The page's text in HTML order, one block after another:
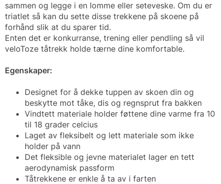
sammen og legge i en lomme eller seteveske. Om du er
triatlet så kan du sette disse trekkene på skoene på
forhånd slik at du sparer tid.
Enten det er konkurranse, trening eller pendling så vil
veloToze tåtrekk holde tærne dine komfortable.
Egenskaper:
Designet for å dekke tuppen av skoen din og
beskytte mot tåke, dis og regnsprut fra bakken
Vindtett materiale holder føttene dine varme fra 10
til 18 grader celcius
Laget av fleksibelt og lett materiale som ikke
holder på vann
Det fleksible og jevne materialet lager en tett
aerodynamisk passform
Tåtrekkene er enkle å ta av i farten